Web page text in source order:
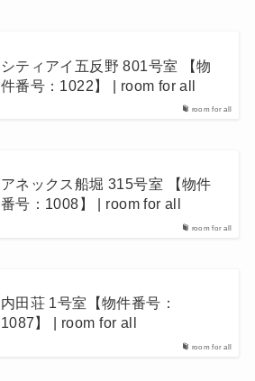
room for all
シティアイ五反野 801号室 【物
件番号：1022】 | room for all
room for all
アネックス船堀 315号室 【物件
番号：1008】 | room for all
room for all
内田荘 1号室【物件番号：
1087】 | room for all